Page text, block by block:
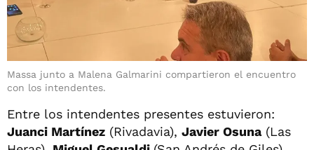
Massa junto a Malena Galmarini compartieron el encuentro
con los intendentes.
Entre los intendentes presentes estuvieron:
Juanci Martínez (Rivadavia), Javier Osuna(Las